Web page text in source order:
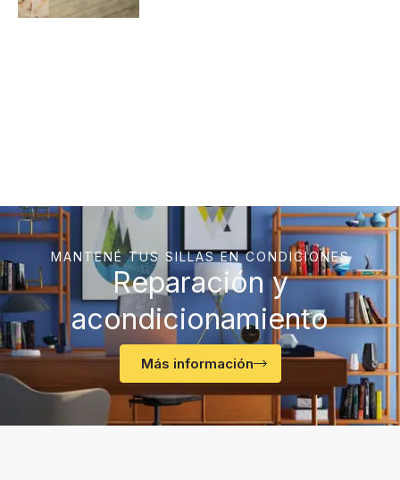
MANTENÉ TUS SILLAS EN CONDICIONES
Reparación y
acondicionamiento
Más información